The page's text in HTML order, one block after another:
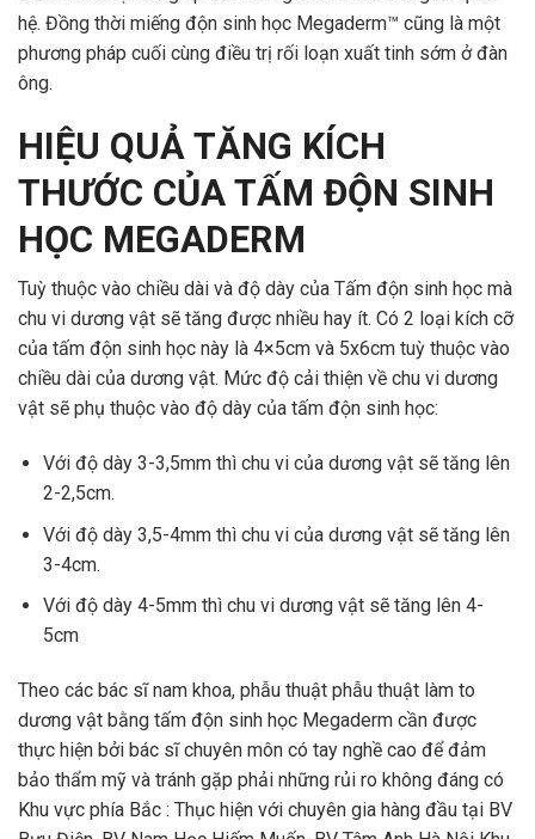
hệ. Đồng thời miếng độn sinh học Megaderm™ cũng là một
phương pháp cuối cùng điều trị rối loạn xuất tinh sớm ở đàn
ông.
HIỆU QUẢ TĂNG KÍCH
THƯỚC CỦA TẤM ĐỘN SINH
HỌC MEGADERM
Tuỳ thuộc vào chiều dài và độ dày của Tấm độn sinh học mà
chu vi dương vật sẽ tăng được nhiều hay ít. Có 2 loại kích cỡ
của tấm độn sinh học này là 4×5cm và 5x6cm tuỳ thuộc vào
chiều dài của dương vật. Mức độ cải thiện về chu vi dương
vật sẽ phụ thuộc vào độ dày của tấm độn sinh học:
Với độ dày 3-3,5mm thì chu vi của dương vật sẽ tăng lên
2-2,5cm.
Với độ dày 3,5-4mm thì chu vi của dương vật sẽ tăng lên
3-4cm.
Với độ dày 4-5mm thì chu vi dương vật sẽ tăng lên 4-
5cm
Theo các bác sĩ nam khoa, phẫu thuật phẫu thuật làm to
dương vật bằng tấm độn sinh học Megaderm cần được
thực hiện bởi bác sĩ chuyên môn có tay nghề cao để đảm
bảo thẩm mỹ và tránh gặp phải những rủi ro không đáng có
Khu vực phía Bắc : Thục hiện với chuyên gia hàng đầu tại BV